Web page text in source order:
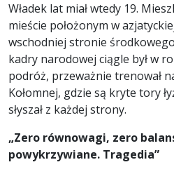
Władek lat miał wtedy 19.
mieście położonym w
wschodniej stronie
kadry narodowej ciągle był w
podróż, przeważnie trenował
Kołomnej, gdzie są kryte tory
słyszał z każdej strony.
„Zero równowagi, zero
powykrzywiane. Tragedia”